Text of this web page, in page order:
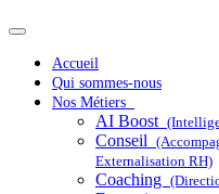
Accueil
Qui sommes-nous
Nos Métiers
AI Boost
Conseil
Externalisation RH)
Coaching